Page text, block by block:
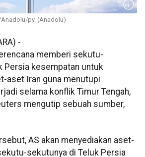
py. (Anadolu)
-
memberi sekutu-
Persia kesempatan untuk
aset Iran guna menutupi
selama konflik Timur Tengah,
mengutip sebuah sumber,
AS akan menyediakan aset-
sekutunya di Teluk Persia